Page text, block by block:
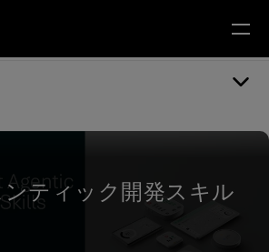
: Legacy systems
ティック開発スキル